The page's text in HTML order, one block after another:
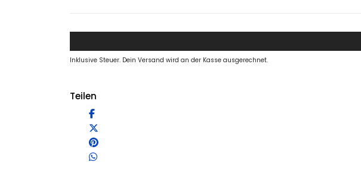
Inklusive Steuer. Dein Versand wird an der Kasse ausgerechnet.
Teilen